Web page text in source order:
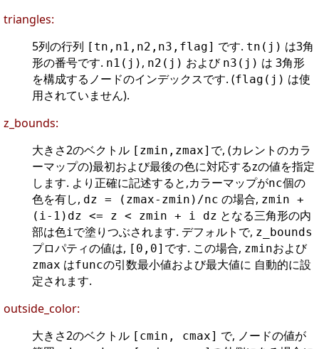
triangles:
5列の行列 [tn,n1,n2,n3,flag] です. tn(j) は3角
形の番号です. n1(j) , n2(j) および n3(j) は 3角形
を構成するノードのインデックスです. (flag(j) は使
用されていません).
z_bounds:
大きさ2のベクトル [zmin,zmax] で, (カレントのカラ
ーマップの)最初および最後の色に対応するzの値を指定
します. より正確に記述すると,カラーマップがnc個の
色を有し, dz = (zmax-zmin)/nc の場合, zmin +
(i-1)dz <= z < zmin + i dz となる三角形の内
部は色i で塗りつぶされます. デフォルトで, z_bounds
プロパティの値は, [0,0] です. この場合, zminおよび
zmax はfuncの引数最小値および最大値に 自動的に設
定されます.
outside_color:
大きさ2のベクトル [cmin, cmax] で, ノードの値が